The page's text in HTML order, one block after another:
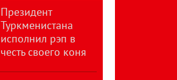
Президент
Туркменистана
исполнил рэп в
честь своего коня